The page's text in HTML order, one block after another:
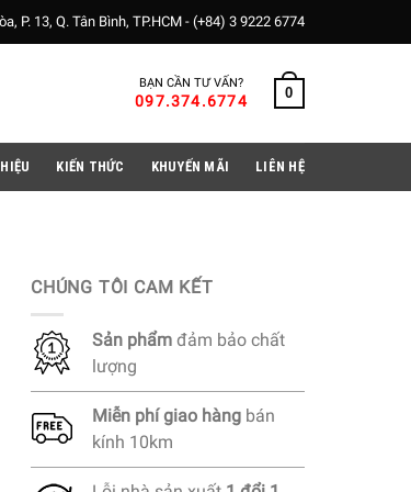
P. 13, Q. Tân Bình, TP.HCM -(+84) 3 9222 6774
BẠN CẦN TƯ VẤN?
097.374.6774 0
KIẾN THỨC KHUYẾN MÃI LIÊN HỆ
CHÚNG TÔI CAM KẾT
Sản phẩm đảm bảo chất
lượng
Miễn phígiao hàng bán
kính 10km